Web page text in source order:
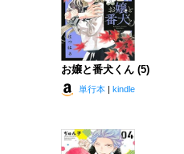
お嬢と番犬くん (5)
単行本 kindle